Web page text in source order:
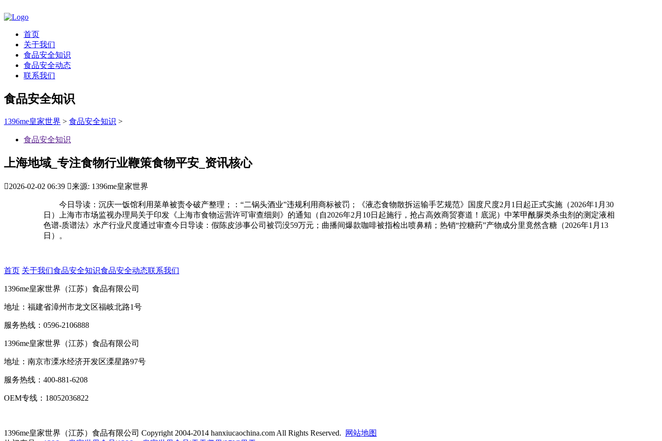
首页
关于我们
食品安全知识
食品安全动态
联系我们
食品安全知识
1396me皇家世界 > 食品安全知识 >
食品安全知识
上海地域_专注食物行业鞭策食物平安_资讯核心
2026-02-02 06:39 来源: 1396me皇家世界
今日导读：沉庆一饭馆利用菜单被责令破产整理；：“二锅头酒业”违规利用商标被罚；《液态食物散拆运输手艺规范》国度尺度2月1日起正式实施（2026年1月30
日）上海市市场监视办理局关于印发《上海市食物运营许可审查细则》的通知（自2026年2月10日起施行，抢占高效商贸赛道！底泥）中苯甲酰脲类杀虫剂的测定液相
色谱-质谱法》水产行业尺度通过审查今日导读：假陈皮涉事公司被罚没59万元；曲播间爆款咖啡被指检出喷鼻精；热销“控糖药”产物成分里竟然含糖（2026年1月13
日）。
首页 关于我们食品安全知识食品安全动态联系我们
1396me皇家世界（江苏）食品有限公司
地址：福建省漳州市龙文区福岐北路1号
服务热线：0596-2106888
1396me皇家世界（江苏）食品有限公司
地址：南京市溧水经济开发区溧星路97号
服务热线：400-881-6208
OEM专线：18052036822
1396me皇家世界（江苏）食品有限公司 Copyright 2004-2014 hanxiucaochina.com All Rights Reserved.
网站地图